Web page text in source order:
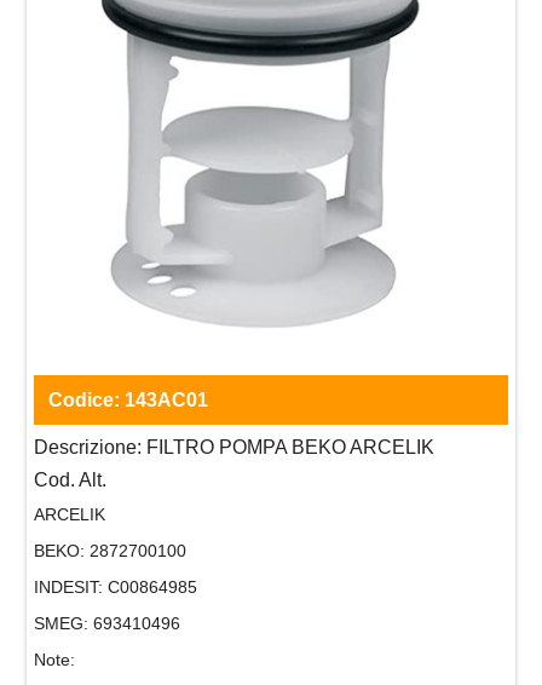
Codice: 143AC01
Descrizione: FILTRO POMPA BEKO ARCELIK
Cod. Alt.
ARCELIK
BEKO: 2872700100
INDESIT: C00864985
SMEG: 693410496
Note: